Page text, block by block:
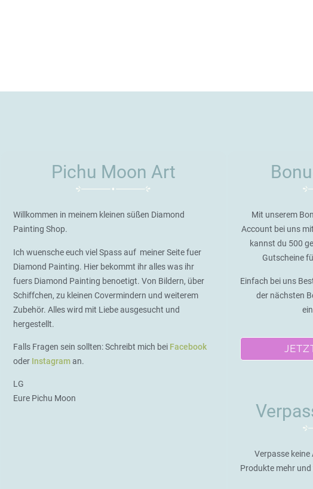
Pichu Moon Art
Willkommen in meinem kleinen süßen Diamond
Painting Shop.
Ich wuensche euch viel Spass auf meiner Seite fuer
Diamond Painting. Hier bekommt ihr alles was ihr
fuers Diamond Painting benoetigt. Von Bildern, über
Schiffchen, zu kleinen Covermindern und weiterem
Zubehör. Alles wird mit Liebe ausgesucht und
hergestellt.
Falls Fragen sein sollten: Schreibt mich bei Facebook
oder Instagraman.
LG
Eure Pichu Moon
Mit unserem
Account bei uns
kannst du 500
Gutscheine
Einfach bei uns
der nächsten
Verpasse
Produkte mehr